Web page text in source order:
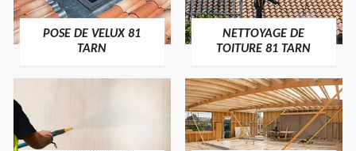
POSE DE VELUX 81
TARN
NETTOYAGE DE
TOITURE 81 TARN